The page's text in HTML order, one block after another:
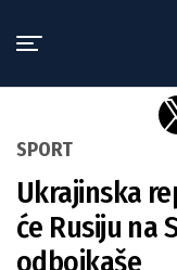
SPORT
Ukrajinska
će Rusiju na
odbojkaše